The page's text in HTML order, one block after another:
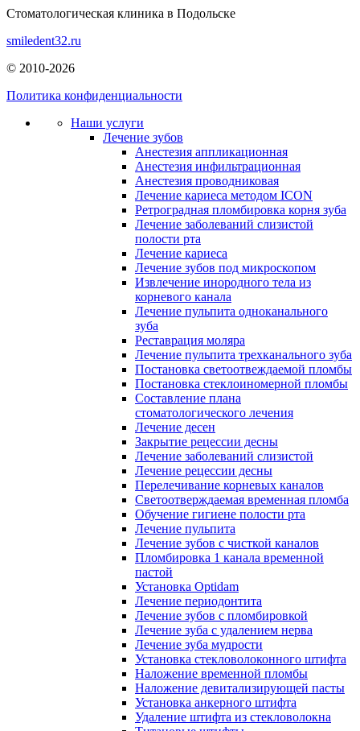
Стоматологическая клиника в Подольске
smiledent32.ru
© 2010-2026
Политика конфиденциальности
Наши услуги
Лечение зубов
Анестезия аппликационная
Анестезия инфильтрационная
Анестезия проводниковая
Лечение кариеса методом ICON
Ретроградная пломбировка корня зуба
Лечение заболеваний слизистой
полости рта
Лечение кариеса
Лечение зубов под микроскопом
Извлечение инородного тела из
корневого канала
Лечение пульпита одноканального
зуба
Реставрация моляра
Лечение пульпита трехканального зуба
Постановка светоотвеждаемой пломбы
Постановка стеклоиномерной пломбы
Составление плана
стоматологического лечения
Лечение десен
Закрытие рецессии десны
Лечение заболеваний слизистой
Лечение рецессии десны
Перелечивание корневых каналов
Светоотверждаемая временная пломба
Обучение гигиене полости рта
Лечение пульпита
Лечение зубов с чисткой каналов
Пломбировка 1 канала временной
пастой
Установка Optidam
Лечение периодонтита
Лечение зубов с пломбировкой
Лечение зуба с удалением нерва
Лечение зуба мудрости
Установка стекловолоконного штифта
Наложение временной пломбы
Наложение девитализирующей пасты
Установка анкерного штифта
Удаление штифта из стекловолокна